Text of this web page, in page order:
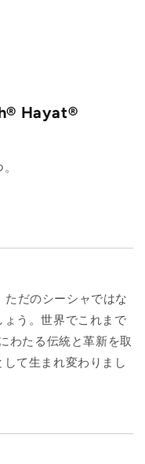
Hayat®
ただのシーシャではな
ょう。世界でこれまで
わたる伝統と革新を取
て生まれ変わりまし